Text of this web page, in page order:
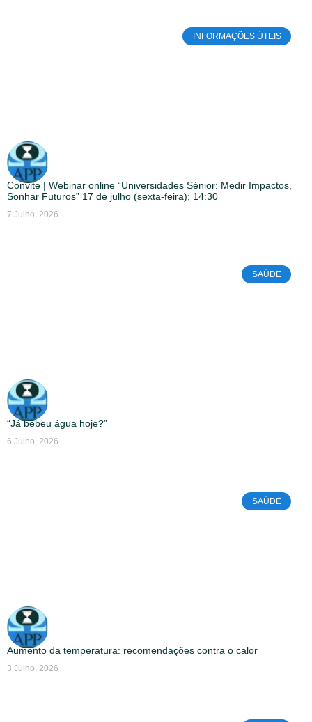
INFORMAÇÕES ÚTEIS
Convite | Webinar online “Universidades Sénior: Medir Impactos,
Sonhar Futuros” 17 de julho (sexta-feira); 14:30
7 Julho, 2026
SAÚDE
“Já bebeu água hoje?”
6 Julho, 2026
SAÚDE
Aumento da temperatura: recomendações contra o calor
3 Julho, 2026